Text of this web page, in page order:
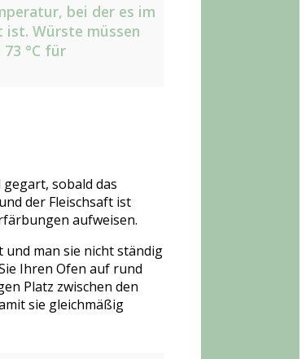
bei der es im
Würste müssen
°C für
sobald das
der Fleischsaft ist
aufweisen.
und man sie nicht ständig
Ihren Ofen auf rund
Platz zwischen den
sie gleichmäßig